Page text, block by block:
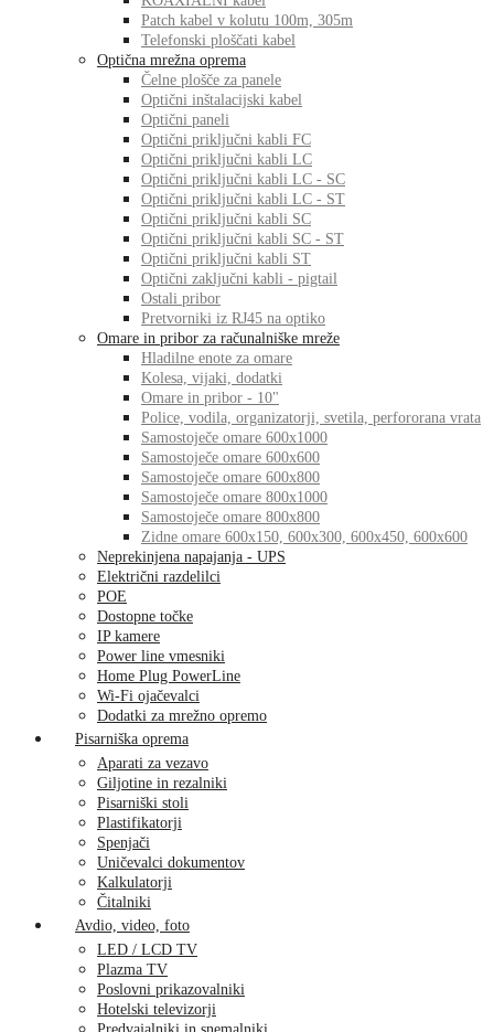
Patch kabel v kolutu 100m, 305m
Telefonski ploščati kabel
Optična mrežna oprema
Čelne plošče za panele
Optični inštalacijski kabel
Optični paneli
Optični priključni kabli FC
Optični priključni kabli LC
Optični priključni kabli LC - SC
Optični priključni kabli LC - ST
Optični priključni kabli SC
Optični priključni kabli SC - ST
Optični priključni kabli ST
Optični zaključni kabli - pigtail
Ostali pribor
Pretvorniki iz RJ45 na optiko
Omare in pribor za računalniške mreže
Hladilne enote za omare
Kolesa, vijaki, dodatki
Omare in pribor - 10"
Police, vodila, organizatorji, svetila, perfororana vrata
Samostoječe omare 600x1000
Samostoječe omare 600x600
Samostoječe omare 600x800
Samostoječe omare 800x1000
Samostoječe omare 800x800
Zidne omare 600x150, 600x300, 600x450, 600x600
Neprekinjena napajanja - UPS
Električni razdelilci
POE
Dostopne točke
IP kamere
Power line vmesniki
Home Plug PowerLine
Wi-Fi ojačevalci
Dodatki za mrežno opremo
Pisarniška oprema
Aparati za vezavo
Giljotine in rezalniki
Pisarniški stoli
Plastifikatorji
Spenjači
Uničevalci dokumentov
Kalkulatorji
Čitalniki
Avdio, video, foto
LED / LCD TV
Plazma TV
Poslovni prikazovalniki
Hotelski televizorji